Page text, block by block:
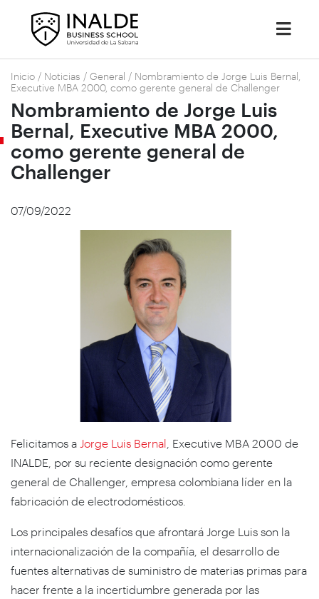
Inicio / Noticias / General / Nombramiento de Jorge Luis Bernal,
Executive MBA 2000, como gerente general de Challenger
Nombramiento de Jorge Luis
Bernal, Executive MBA 2000,
como gerente general de
Challenger
07/09/2022
Felicitamos a Jorge Luis Bernal , Executive MBA 2000 de
INALDE, por su reciente designación como gerente
general de Challenger, empresa colombiana líder en la
fabricación de electrodomésticos.
Los principales desafíos que afrontará Jorge Luis son la
internacionalización de la compañía, el desarrollo de
fuentes alternativas de suministro de materias primas para
hacer frente a la incertidumbre generada por las